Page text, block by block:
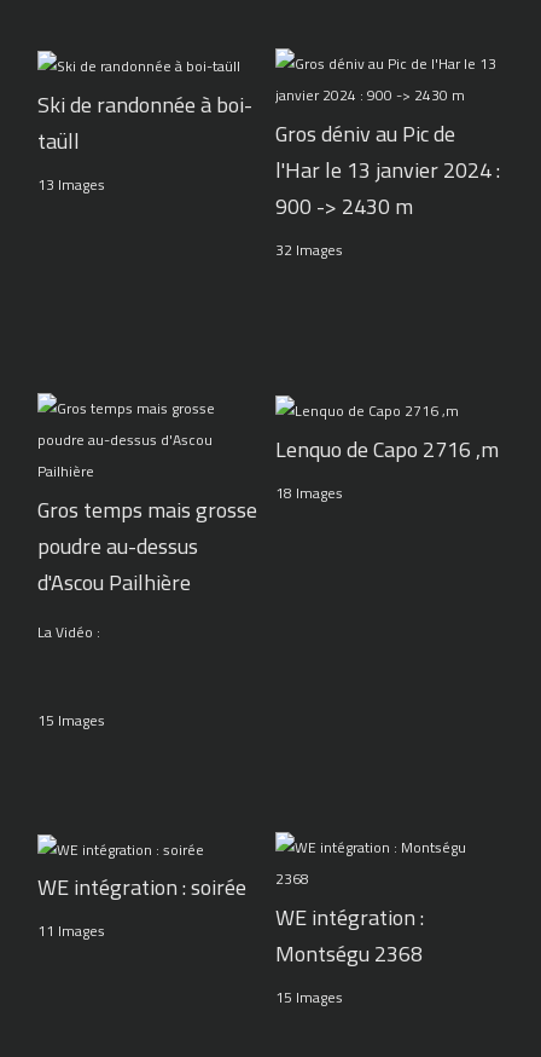
Ski de randonnée à boi-
taüll
13 Images
Gros déniv au Pic de
l'Har le 13 janvier 2024 :
900 -> 2430 m
32 Images
Gros temps mais grosse
poudre au-dessus
d'Ascou Pailhière
La Vidéo :
15 Images
Lenquo de Capo 2716 ,m
18 Images
WE intégration : soirée
11 Images
WE intégration :
Montségu 2368
15 Images